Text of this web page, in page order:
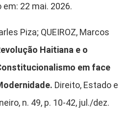
em: 22 mai. 2026.
Piza; QUEIROZ, Marcos
Haitiana e o
em face
Direito, Estado e
n. 49, p. 10-42, jul./dez.